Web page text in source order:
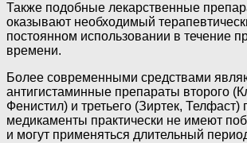
Также подобные лекарственные
оказывают необходимый
постоянном использовании в течение
времени.
Более современными средствами
антигистаминные препараты второго
Фенистил) и третьего (Зиртек, Телфаст)
медикаменты практически не имеют
и могут применяться длительный